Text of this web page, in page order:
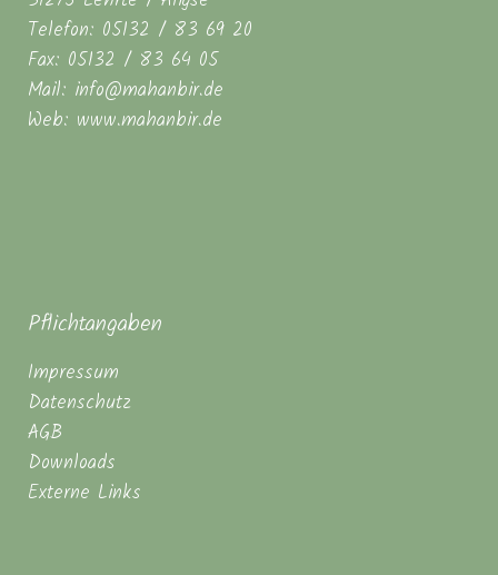
Telefon: 05132 / 83 69 20
Fax: 05132 / 83 64 05
Mail: info@mahanbir.de
Web: www.mahanbir.de
Pflichtangaben
Impressum
Datenschutz
AGB
Downloads
Externe Links